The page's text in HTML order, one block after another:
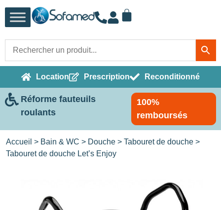
Location Prescription Reconditionné
Réforme fauteuils
roulants
100%
remboursés
Accueil > Bain & WC > Douche > Tabouret de douche >
Tabouret de douche Let’s Enjoy